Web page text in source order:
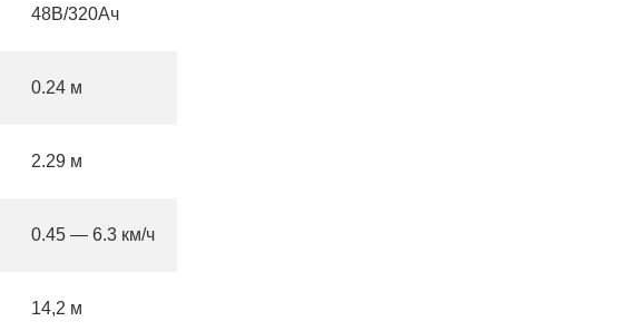
48В/320Ач
0.24 м
2.29 м
0.45 — 6.3 км/ч
14,2 м